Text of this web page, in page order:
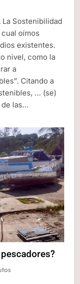
La Sostenibilidad
oímos
existentes.
nivel, como la
a
Citando a
… (se)
de las…